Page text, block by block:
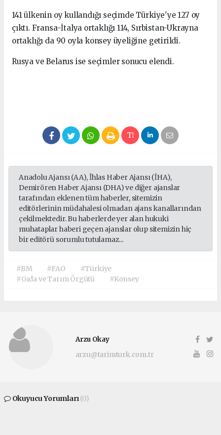
141 ülkenin oy kullandığı seçimde Türkiye'ye 127 oy
çıktı. Fransa-İtalya ortaklığı 114, Sırbistan-Ukrayna
ortaklığı da 90 oyla konsey üyeliğine getirildi.
Rusya ve Belarus ise seçimler sonucu elendi.
Anadolu Ajansı (AA), İhlas Haber Ajansı (İHA),
Demirören Haber Ajansı (DHA) ve diğer ajanslar
tarafından eklenen tüm haberler, sitemizin
editörlerinin müdahalesi olmadan ajans kanallarından
çekilmektedir. Bu haberlerde yer alan hukuki
muhataplar haberi geçen ajanslar olup sitemizin hiç
bir editörü sorumlu tutulamaz...
#BM #FAO
#Türkiye
#Gıda ve Tarım Örgütü
#Konsey
Arzu Okay
arzu@tarimturk.com.tr
Okuyucu Yorumları(0)